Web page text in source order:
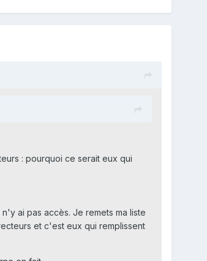
: pourquoi ce serait eux qui
ai pas accès. Je remets ma liste
et c'est eux qui remplissent